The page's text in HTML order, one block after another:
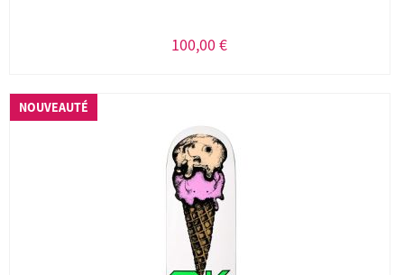
100,00 €
NOUVEAUTÉ